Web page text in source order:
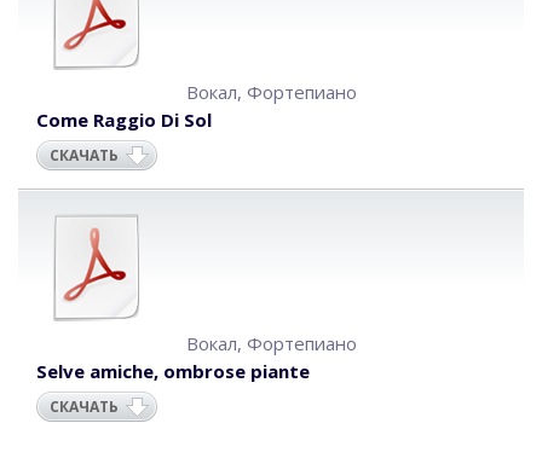
Вокал, Фортепиано
Come Raggio Di Sol
СКАЧАТЬ
Вокал, Фортепиано
Selve amiche, ombrose piante
СКАЧАТЬ